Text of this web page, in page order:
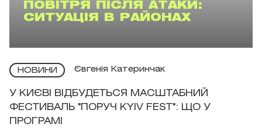
ПОВІТРЯ ПІСЛЯ АТАКИ:
СИТУАЦІЯ В РАЙОНАХ
НОВИНИ Євгенія Катеринчак
У КИЄВІ ВІДБУДЕТЬСЯ МАСШТАБНИЙ
ФЕСТИВАЛЬ "ПОРУЧ KYIV FEST": ЩО У
ПРОГРАМІ